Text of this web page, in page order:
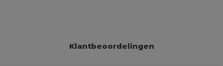
Klantbeoordelingen